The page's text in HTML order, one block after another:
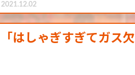
2021.12.02
「はしゃぎすぎてガス